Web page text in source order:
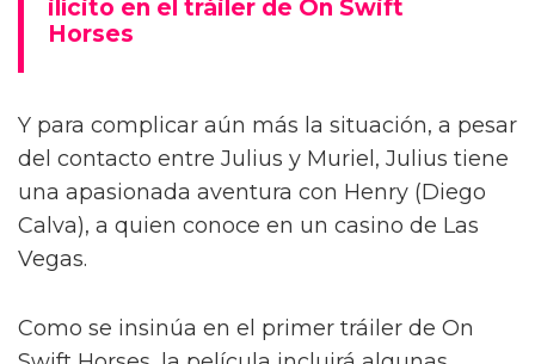
Muriel anhelando al hermano menor de Lee,
Diego Calva y Jacob Elordi tendrán
"escenas calientes" en su nuevo
proyecto
Jacob Elordi inicia un romance queer
ilícito en el tráiler de On Swift